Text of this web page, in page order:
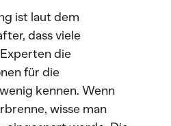
ist laut dem
dass viele
die
für die
kennen. Wenn
wisse man